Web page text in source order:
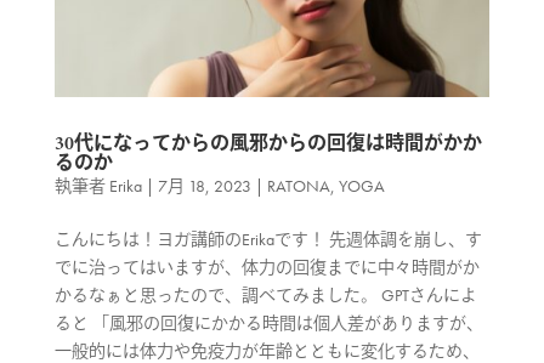
30代になってからの風邪からの回復は時間がかか
るのか
執筆者 Erika| 7月 18, 2023 | RATONA, YOGA
こんにちは！ヨガ講師のErikaです！ 先週体調を崩し、す
でに治ってはいますが、体力の回復までに中々時間がか
かるなぁと思ったので、調べてみました。 GPTさんによ
ると 「風邪の回復にかかる時間は個人差がありますが、
一般的には体力や免疫力が年齢とともに変化するため、